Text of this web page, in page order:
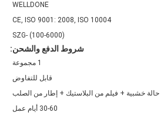
WELLDONE
CE, ISO 9001: 2008, ISO 10004
SZG- (100-6000)
شروط الدفع والشحن:
1 مجموعة
قابل للتفاوض
حالة خشبية + فيلم من البلاستيك + إطار من الصلب
30-60 أيام عمل